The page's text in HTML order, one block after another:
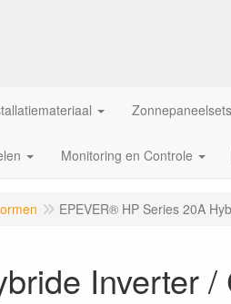
Zonnepaneelsets
Monitoring en Controle
EPEVER® HP Series 20A
Inverter